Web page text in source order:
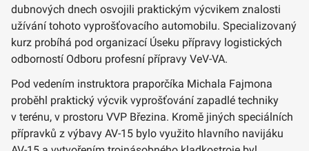
dubnových dnech osvojili praktickým výcvikem znalosti
užívání tohoto vyprošťovacího automobilu. Specializovaný
kurz probíhá pod organizací Úseku přípravy logistických
odborností Odboru profesní přípravy VeV-VA.
Pod vedením instruktora praporčíka Michala Fajmona
proběhl praktický výcvik vyprošťování zapadlé techniky
v terénu, v prostoru VVP Březina. Kromě jiných speciálních
přípravků z výbavy AV-15 bylo využito hlavního navijáku